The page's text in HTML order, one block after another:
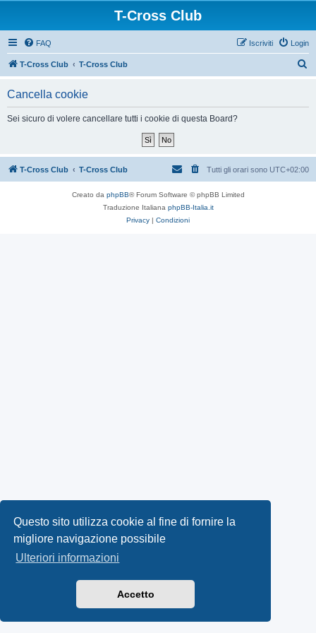
Questo sito utilizza cookie al fine di fornire la
migliore navigazione possibile
Ulteriori informazioni
Accetto
T-Cross Club
FAQ Login
Iscriviti
T-Cross Club T-Cross Club
Cancella cookie
Sei sicuro di volere cancellare tutti i cookie di questa Board?
T-Cross Club T-Cross Club Tutti gli orari sono UTC+02:00
Creato da phpBB® Forum Software © phpBB Limited
Traduzione Italiana phpBB-Italia.it
Privacy | Condizioni